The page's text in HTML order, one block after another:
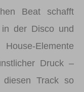
Beat schafft
in der Disco und
Elemente
Druck –
diesen Track so